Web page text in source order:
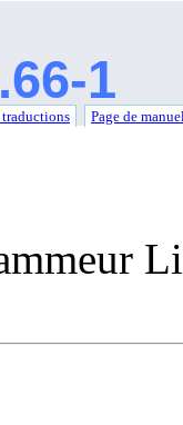
1
traductions Page de